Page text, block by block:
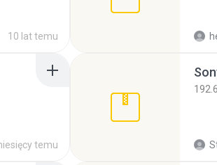
10 lat temu
temu